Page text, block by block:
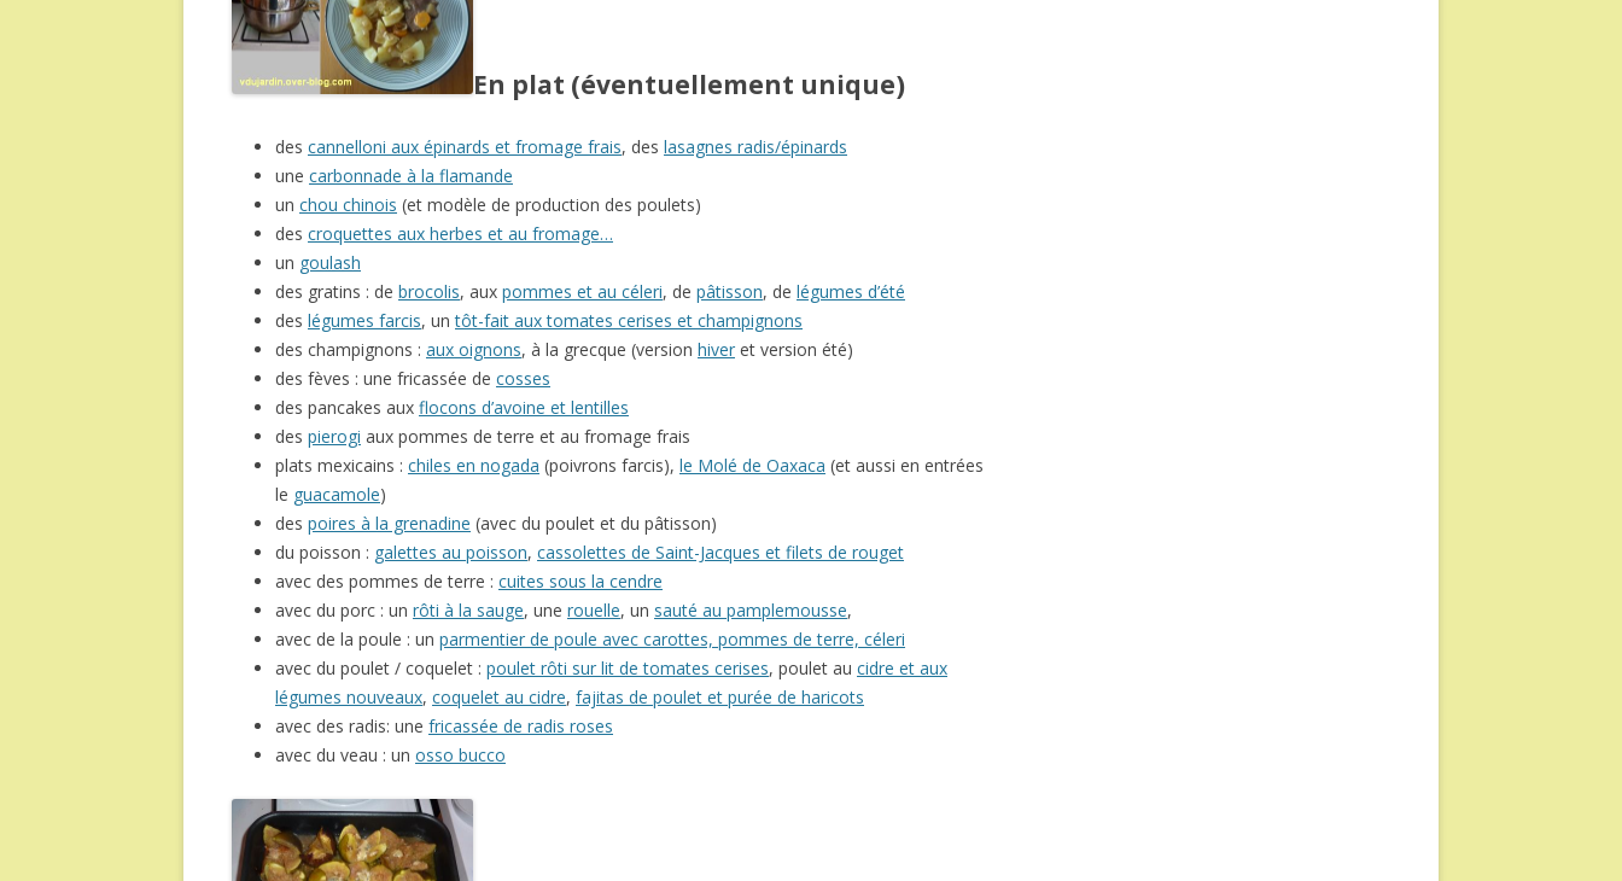
En plat (éventuellement unique)
des cannelloni aux épinards et fromage frais, des lasagnes radis/épinards
une carbonnade à la flamande
un chou chinois (et modèle de production des poulets)
des croquettes aux herbes et au fromage…
un goulash
des gratins : de brocolis, aux pommes et au céleri, de pâtisson, de légumes d’été
des légumes farcis, untôt-fait aux tomates cerises et champignons
des champignons : aux oignons, à la grecque (version hiver et version été)
des fèves : une fricassée de cosses
des pancakes aux flocons d’avoine et lentilles
des pierogi aux pommes de terre et au fromage frais
plats mexicains : chiles en nogada (poivrons farcis), le Molé de Oaxaca (et aussi en entrées
le guacamole)
des poires à la grenadine (avec du poulet et du pâtisson)
du poisson : galettes au poisson, cassolettes de Saint-Jacques et filets de rouget
avec des pommes de terre : cuites sous la cendre
avec du porc : un rôti à la sauge, une rouelle, un sauté au pamplemousse,
avec de la poule : un parmentier de poule avec carottes, pommes de terre, céleri
avec du poulet / coquelet : poulet rôti sur lit de tomates cerises, poulet au cidre et aux
légumes nouveaux, coquelet au cidre, fajitas de poulet et purée de haricots
avec des radis: une fricassée de radis roses
avec du veau : un osso bucco